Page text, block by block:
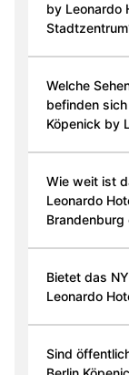
by Leonardo
Welche
befinden
Köpenick by
Wie weit ist
Leonardo
Brandenburg
Bietet das
Leonardo
Sind